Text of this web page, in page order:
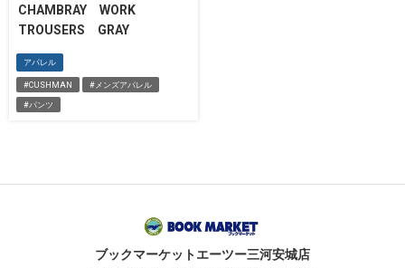
CHAMBRAY WORK
TROUSERS GRAY
アパレル
#CUSHMAN #メンズアパレル
#パンツ
ブックマーケットエーツー三河安城店